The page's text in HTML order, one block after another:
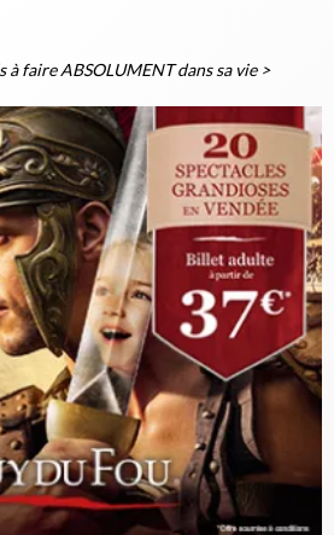
à faire ABSOLUMENT dans sa vie >